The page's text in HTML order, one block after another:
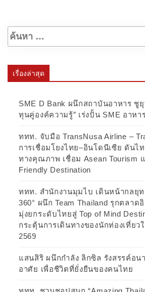
เรื่องล่าสุด
SME D Bank ผนึกสถาบันอาหาร ชู
ทุนคู่องค์ความรู้” เร่งปั้น SME อาห
ททท. จับมือ TransNusa Airline –
การเชื่อมโยงไทย–อินโดนีเซีย ดันไ
ทางคุณภาพ เชื่อม Asean Tourism
Friendly Destination
ททท. สำนักงานมุมไบ เดินหน้ากลยุท
360° ผนึก Team Thailand รุกตลาด
มุ่งยกระดับไทยสู่ Top of Mind
กระตุ้นการเดินทางของนักท่องเที่ยว
2569
แสนสิริ ผนึกกำลัง ลิกซิล รังสรรค์อน
อาศัย เพื่อชีวิตที่ยั่งยืนของคนไทย